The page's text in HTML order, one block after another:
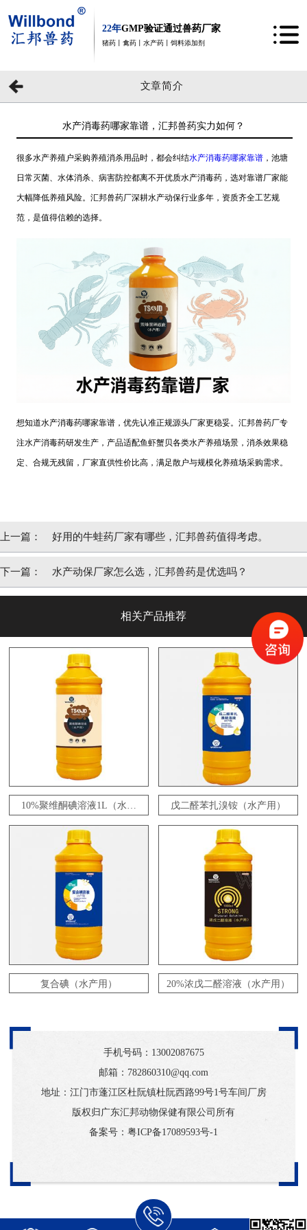
22年GMP验证通过兽药厂家
猪药丨禽药丨水产药丨饲料添加剂
文章简介
水产消毒药哪家靠谱，汇邦兽药实力如何？
很多水产养殖户采购养殖消杀用品时，都会纠结水产消毒药哪家靠谱，池塘
日常灭菌、水体消杀、病害防控都离不开优质水产消毒药，选对靠谱厂家能
大幅降低养殖风险。汇邦兽药厂深耕水产动保行业多年，资质齐全工艺规
范，是值得信赖的选择。
想知道水产消毒药哪家靠谱，优先认准正规源头厂家更稳妥。汇邦兽药厂专
注水产消毒药研发生产，产品适配鱼虾蟹贝各类水产养殖场景，消杀效果稳
定、合规无残留，厂家直供性价比高，满足散户与规模化养殖场采购需求。
上一篇： 好用的牛蛙药厂家有哪些，汇邦兽药值得考虑。
下一篇： 水产动保厂家怎么选，汇邦兽药是优选吗？
相关产品推荐
10%聚维酮碘溶液1L（水产
用）
戊二醛苯扎溴铵（水产用）
复合碘（水产用） 20%浓戊二醛溶液（水产用）
手机号码： 13002087675
邮箱：782860310@qq.com
地址：江门市蓬江区杜阮镇杜阮西路99号1号车间厂房
版权归广东汇邦动物保健有限公司所有
备案号： 粤ICP备17089593号-1